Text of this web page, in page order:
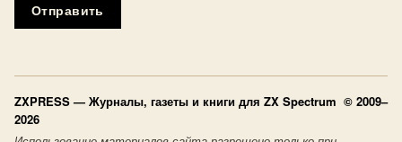
Отправить
ZXPRESS — Журналы, газеты и книги для ZX Spectrum © 2009–
2026